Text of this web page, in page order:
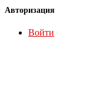
Авторизация
Войти